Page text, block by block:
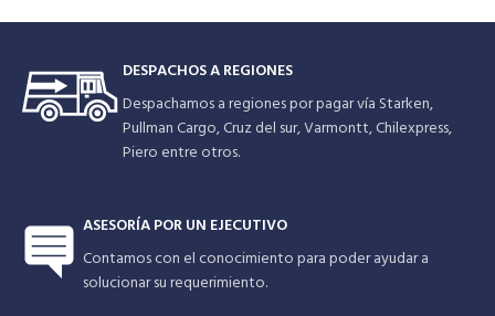
DESPACHOS A REGIONES
Despachamos a regiones por pagar vía Starken,
Pullman Cargo, Cruz del sur, Varmontt, Chilexpress,
Piero entre otros.
ASESORÍA POR UN EJECUTIVO
Contamos con el conocimiento para poder ayudar a
solucionar su requerimiento.